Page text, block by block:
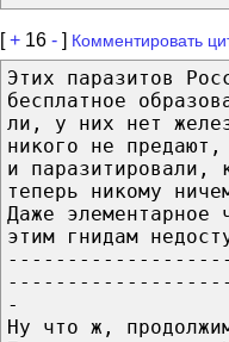
[+ 16 - ] Комментировать
Этих паразитов
бесплатное
ли, у них нет
никого не предают,
и
теперь никому
Даже элементарное
этим гнидам
-
Ну что ж,